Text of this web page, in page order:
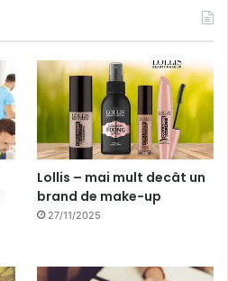
Lollis – mai mult decât un
brand de make-up
27/11/2025